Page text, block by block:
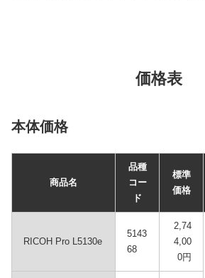
価格表
本体価格
商品名
品種
コー
ド
標準
価格
RICOH Pro L5130e
5143
68
2,74
4,00
0円